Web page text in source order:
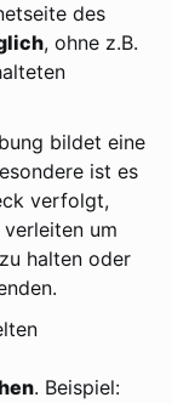
des
, ohne z.B.
bildet eine
ist es
verfolgt,
um
halten oder
. Beispiel: